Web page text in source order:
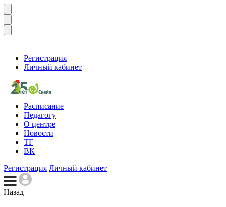
Регистрация
Личный кабинет
Расписание
Педагогу
О центре
Новости
ТГ
ВК
Регистрация Личный кабинет
Назад